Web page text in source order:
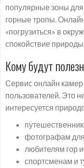
популярные зоны для
горные тропы.
«погрузиться» в
спокойствие
Кому будут
Сервис онлайн камер
пользователей. Это
интересуется
фотографам
любителям гор
спортсменам и